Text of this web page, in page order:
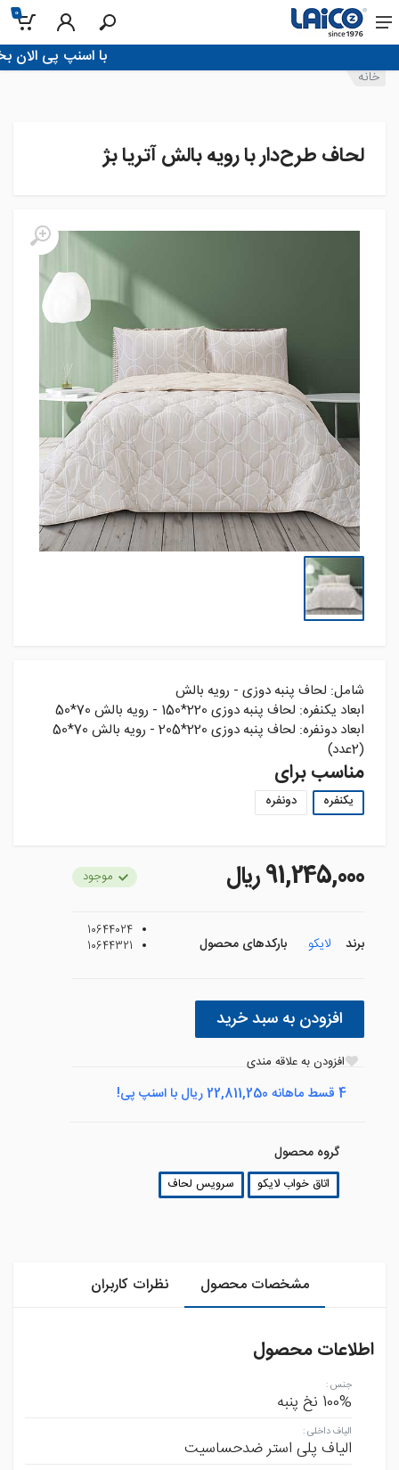
0
!با اسنپ پی الان بخر، تو 4 قسط
خانه
لحاف طرح‌دار با رویه بالش آتریا بژ
شامل: لحاف پنبه دوزی - رويه بالش
ابعاد يکنفره: لحاف پنبه دوزی 220*150 - رويه بالش 70*50
ابعاد دونفره: لحاف پنبه دوزی 220*205 - رويه بالش 70*50
(2عدد)
مناسب برای
یکنفره دونفره
91,245,000 ريال موجود
برند لایکو بارکدهای محصول
10644024
10644321
افزودن به سبد خرید
افزودن به علاقه مندی
4 قسط ماهانه 22,811,250 ریال با اسنپ پی!
گروه محصول
اتاق خواب لایکو سرویس لحاف
مشخصات محصول نظرات کاربران
اطلاعات محصول
جنس:
100% نخ پنبه
الیاف داخلی:
الیاف پلی استر ضدحساسیت